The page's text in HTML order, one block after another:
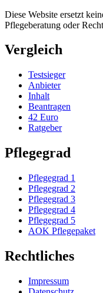
Diese Website ersetzt
Pflegeberatung oder
Vergleich
Testsieger
Anbieter
Inhalt
Beantragen
42 Euro
Ratgeber
Pflegegrad
Pflegegrad 1
Pflegegrad 2
Pflegegrad 3
Pflegegrad 4
Pflegegrad 5
AOK Pflegepaket
Rechtliches
Impressum